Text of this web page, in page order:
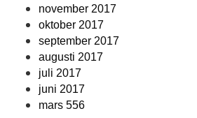
november 2017
oktober 2017
september 2017
augusti 2017
juli 2017
juni 2017
mars 556